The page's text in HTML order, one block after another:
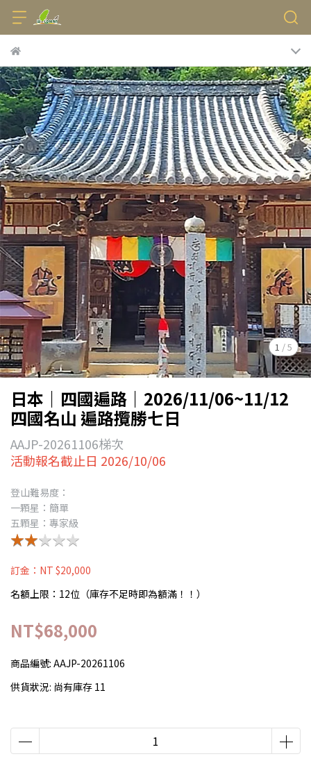
1 /5
日本｜四國遍路｜2026/11/06~11/12
四國名山 遍路攬勝七日
AAJP-20261106梯次
活動報名截止日 2026/10/06
登山難易度：
一顆星：簡單
五顆星：專家級
★★★★★
★★★★★
訂金：NT $20,000
名額上限：12位（庫存不足時即為額滿！！）
NT$68,000
商品編號: AAJP-20261106
供貨狀況: 尚有庫存 11